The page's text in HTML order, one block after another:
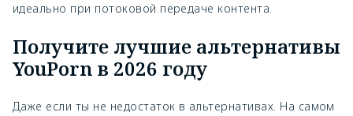
идеально при потоковой передаче контента.
Получите лучшие альтернативы
YouPorn в 2026 году
Даже если ты не недостаток в альтернативах. На самом